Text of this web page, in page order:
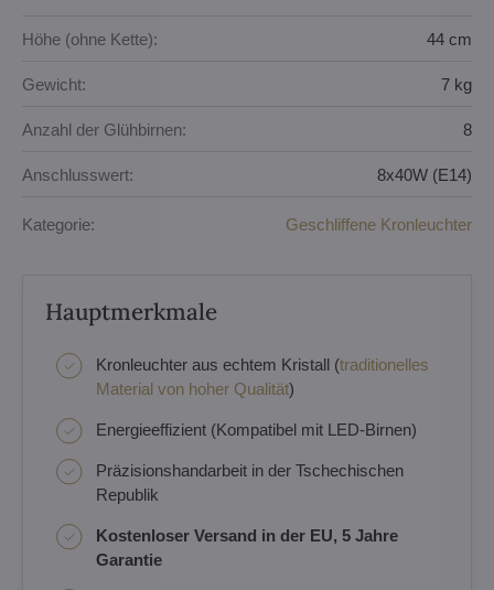
Höhe (ohne Kette): 44 cm
Gewicht: 7 kg
Anzahl der Glühbirnen: 8
Anschlusswert: 8x40W (E14)
Kategorie: Geschliffene Kronleuchter
Hauptmerkmale
Kronleuchter aus echtem Kristall (traditionelles
Material von hoher Qualität)
Energieeffizient (Kompatibel mit LED-Birnen)
Präzisionshandarbeit in der Tschechischen
Republik
Kostenloser Versand in der EU, 5 Jahre
Garantie